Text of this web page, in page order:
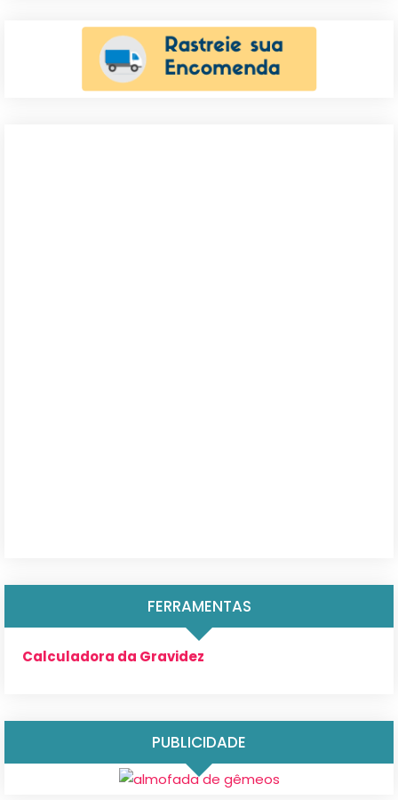
FERRAMENTAS
Calculadora da Gravidez
PUBLICIDADE